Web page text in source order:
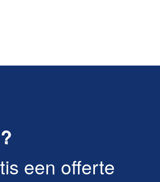
een offerte